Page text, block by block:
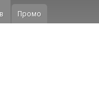
Промо